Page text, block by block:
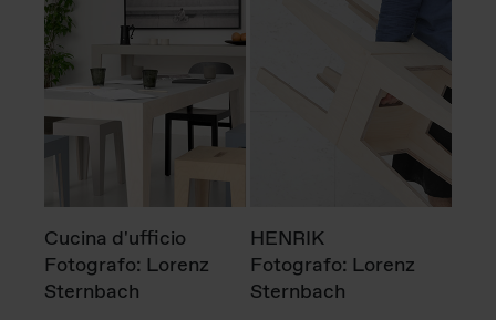
Cucina d'ufficio
Fotografo: Lorenz
Sternbach
HENRIK
Fotografo: Lorenz
Sternbach